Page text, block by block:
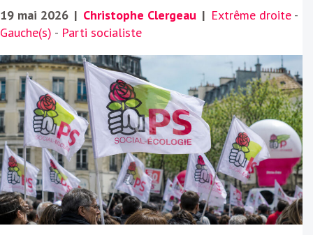
19 mai 2026 | Christophe Clergeau | Extrême droite -
Gauche(s) - Parti socialiste